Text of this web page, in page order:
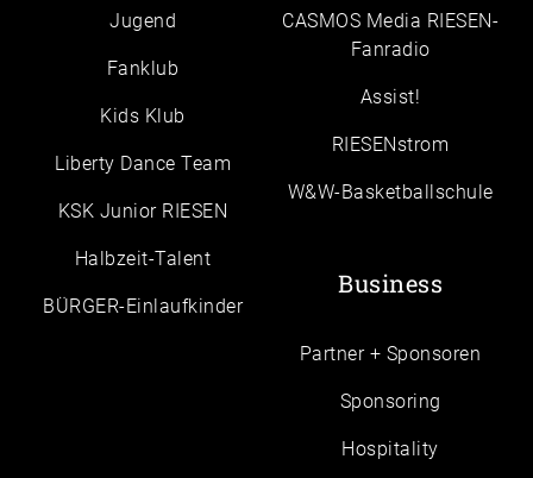
Jugend
Fanklub
Kids Klub
Liberty Dance Team
KSK Junior RIESEN
Halbzeit-Talent
BÜRGER-Einlaufkinder
CASMOS Media RIESEN-
Fanradio
Assist!
RIESENstrom
W&W-Basketballschule
Business
Partner + Sponsoren
Sponsoring
Hospitality